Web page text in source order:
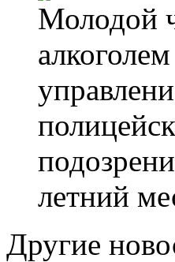
Молодой
летний
Другие